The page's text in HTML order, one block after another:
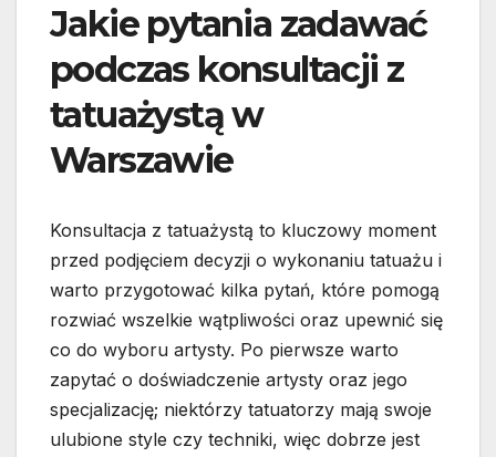
Jakie pytania zadawać
podczas konsultacji z
tatuażystą w
Warszawie
Konsultacja z tatuażystą to kluczowy moment
przed podjęciem decyzji o wykonaniu tatuażu i
warto przygotować kilka pytań, które pomogą
rozwiać wszelkie wątpliwości oraz upewnić się
co do wyboru artysty. Po pierwsze warto
zapytać o doświadczenie artysty oraz jego
specjalizację; niektórzy tatuatorzy mają swoje
ulubione style czy techniki, więc dobrze jest